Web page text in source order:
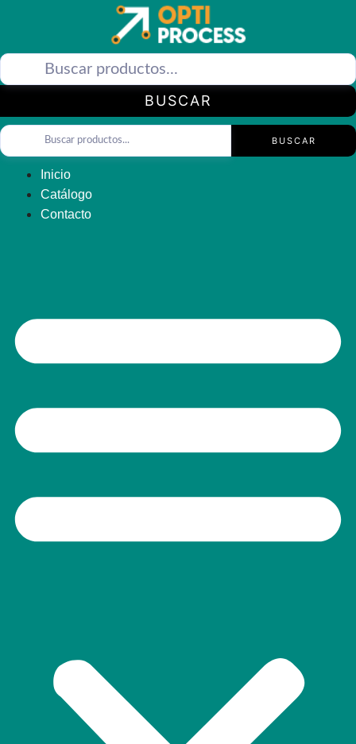
BUSCAR
BUSCAR
Inicio
Catálogo
Contacto